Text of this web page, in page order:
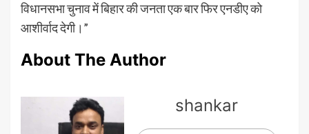
विधानसभा चुनाव में बिहार की जनता एक बार फिर एनडीए को
आशीर्वाद देगी।”
About The Author
shankar